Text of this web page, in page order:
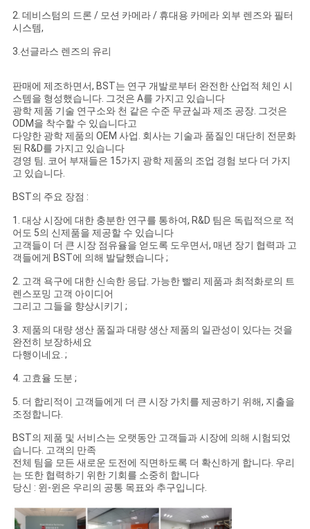
2. 데비스텀의 드론 / 모션 카메라 / 휴대용 카메라 외부 렌즈와 필터
시스템,
3.선글라스 렌즈의 유리
판매에 제조하면서, BST는 연구 개발로부터 완전한 산업적 체인 시
스템을 형성했습니다. 그것은 A를 가지고 있습니다
광학 제품 기술 연구소와 천 같은 수준 무균실과 제조 공장. 그것은
ODM을 착수할 수 있습니다고
다양한 광학 제품의 OEM 사업. 회사는 기술과 품질인 대단히 전문화
된 R&D를 가지고 있습니다
경영 팀. 코어 부재들은 15가지 광학 제품의 조업 경험 보다 더 가지
고 있습니다.
BST의 주요 장점 :
1. 대상 시장에 대한 충분한 연구를 통하여, R&D 팀은 독립적으로 적
어도 5의 신제품을 제공할 수 있습니다
고객들이 더 큰 시장 점유율을 얻도록 도우면서, 매년 장기 협력과 고
객들에게 BST에 의해 발달했습니다 ;
2. 고객 욕구에 대한 신속한 응답. 가능한 빨리 제품과 최적화로의 트
렌스포밍 고객 아이디어
그리고 그들을 향상시키기 ;
3. 제품의 대량 생산 품질과 대량 생산 제품의 일관성이 있다는 것을
완전히 보장하세요
다행이네요. ;
4. 고효율 도분 ;
5. 더 합리적이 고객들에게 더 큰 시장 가치를 제공하기 위해, 지출을
조정합니다.
BST의 제품 및 서비스는 오랫동안 고객들과 시장에 의해 시험되었
습니다. 고객의 만족
전체 팀을 모든 새로운 도전에 직면하도록 더 확신하게 합니다. 우리
는 또한 협력하기 위한 기회를 소중히 합니다
당신 : 윈-윈은 우리의 공통 목표와 추구입니다.